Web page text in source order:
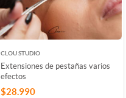
CLOU STUDIO
Extensiones de pestañas varios
efectos
$28.990